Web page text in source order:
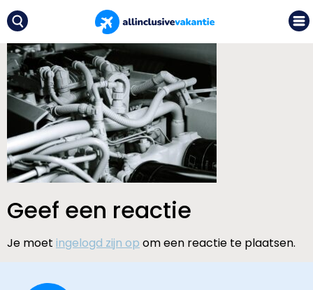
Geef een reactie
Je moet ingelogd zijn op om een reactie te plaatsen.